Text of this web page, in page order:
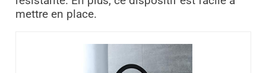
mettre en place.